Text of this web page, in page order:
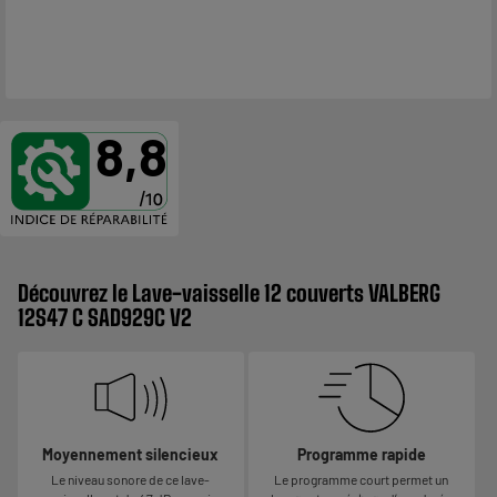
8,8
Découvrez le Lave-vaisselle 12 couverts VALBERG
12S47 C SAD929C V2
Moyennement silencieux
Le niveau sonore de ce lave-
Programme rapide
Le programme court permet un